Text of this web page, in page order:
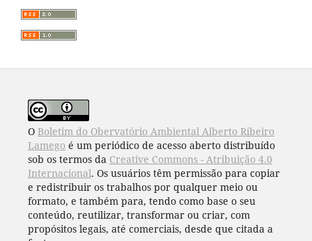
O Boletim do Obervatório Ambiental Alberto Ribeiro
Lamego é um periódico de acesso aberto distribuído
sob os termos da Creative Commons - Atribuição 4.0
Internacional. Os usuários têm permissão para copiar
e redistribuir os trabalhos por qualquer meio ou
formato, e também para, tendo como base o seu
conteúdo, reutilizar, transformar ou criar, com
propósitos legais, até comerciais, desde que citada a